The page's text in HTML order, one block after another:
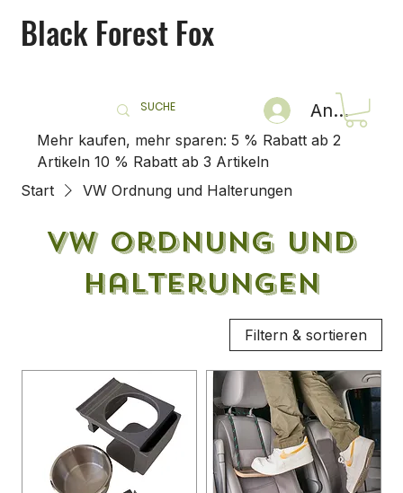
Mehr kaufen, mehr sparen: 5 % Rabatt ab 2
Artikeln 10 % Rabatt ab 3 Artikeln
Black Forest Fox
Anmelden
Start VW Ordnung und Halterungen
VW Ordnung und
Halterungen
Filtern & sortieren